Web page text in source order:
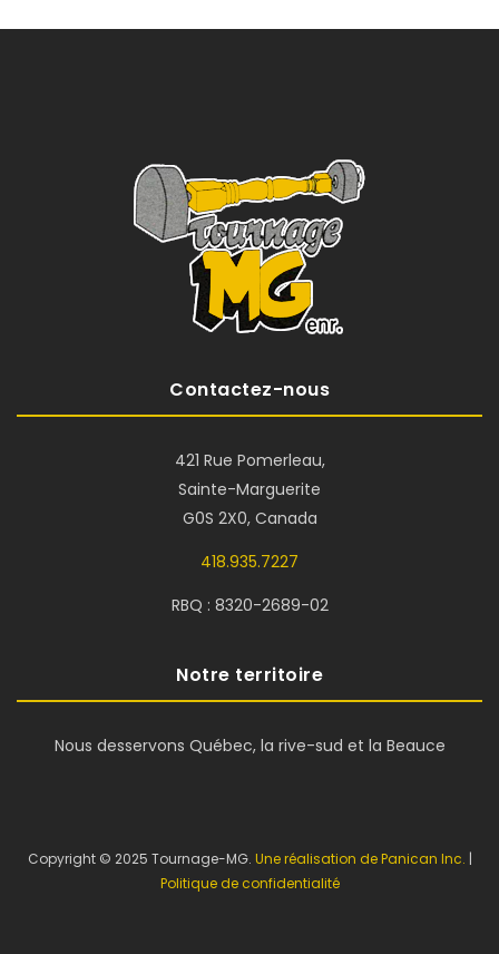
Contactez-nous
421 Rue Pomerleau,
Sainte-Marguerite
G0S 2X0, Canada
418.935.7227
RBQ : 8320-2689-02
Notre territoire
Nous desservons Québec, la rive-sud et la Beauce
Copyright © 2025 Tournage-MG. Une réalisation de Panican Inc. |
Politique de confidentialité